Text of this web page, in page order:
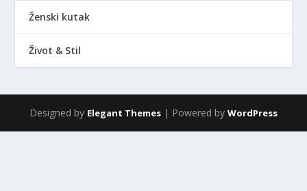
Ženski kutak
Život & Stil
Designed by Elegant Themes | Powered by WordPress